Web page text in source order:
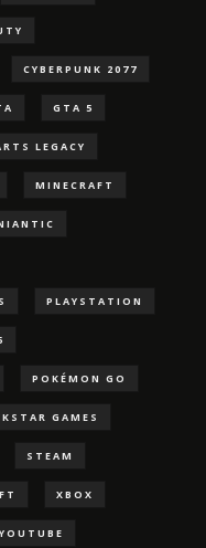
CYBERPUNK 2077
GTA 5
LEGACY
MINECRAFT
PLAYSTATION
POKÉMON GO
GAMES
STEAM
XBOX
YOUTUBE